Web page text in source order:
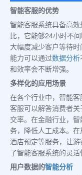
智能客服的优势
智能客服系统具备高
比，它能够24小时不
大幅度减少客户等待
能力可以通过数据分析
和效率会不断增强。
多样化的应用场景
在各个行业中，智能
客服可以解答消费者
交率。在金融行业，
务，降低人工成本。在
酒店预定等服务，让
了智能客服系统的灵活
用户数据的智能分析